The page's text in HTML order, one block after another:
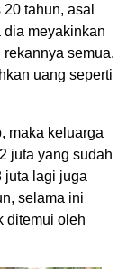
tahun, asal
dia meyakinkan
semua.
uang seperti
maka keluarga
juta yang sudah
juta lagi juga
selama ini
ditemui oleh